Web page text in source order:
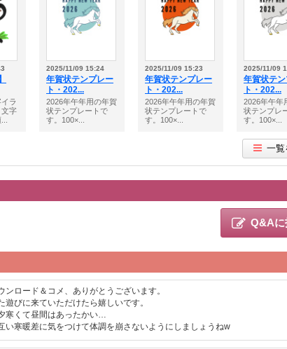
ラ
文字
2025/11/09 15:24
年賀状テンプレー
ト・202...
2026年午年用の年賀
状テンプレートで
す。100×...
2025/11/09 15:23
年賀状テンプレー
ト・202...
2026年午年用の年賀
状テンプレートで
す。100×...
2025/11/09
年賀状テ
ト・202...
2026年午年
状テンプレ
す。100×...
一覧
Q&Aに
ンロード＆コメ、ありがとうございます。
遊びに来ていただけたら嬉しいです。
寒くて昼間はあったかい…
い寒暖差に気をつけて体調を崩さないようにしましょうねw